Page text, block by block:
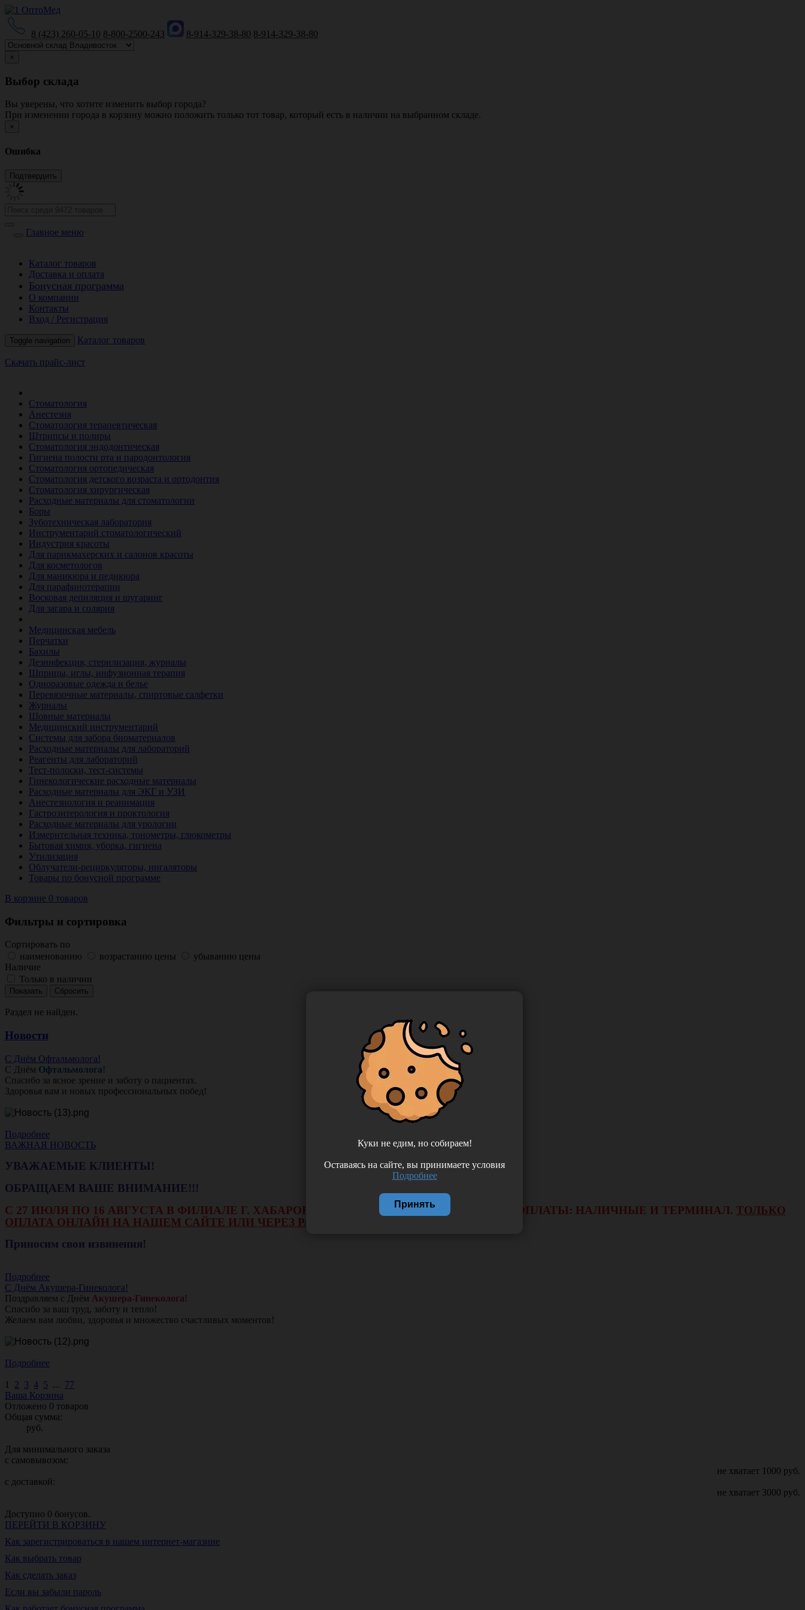
8 (423) 260-05-10 8-800-2500-243 8-914-329-38-80 8-914-329-38-80
×
Выбор склада
Вы уверены, что хотите изменить выбор города?
При изменении города в корзину можно положить только тот товар, который есть в наличии на выбранном складе.
×
Ошибка
Главное меню
Каталог товаров
Доставка и оплата
Бонусная программа
О компании
Контакты
Вход / Регистрация
Toggle navigation Каталог товаров
Скачать прайс-лист
Стоматология
Анестезия
Стоматология терапевтическая
Штрипсы и полиры
Стоматология эндодонтическая
Гигиена полости рта и пародонтология
Стоматология ортопедическая
Стоматология детского возраста и ортодонтия
Стоматология хирургическая
Расходные материалы для стоматологии
Боры
Зуботехническая лаборатория
Инструментарий стоматологический
Индустрия красоты
Для парикмахерских и салонов красоты
Для косметологов
Для маникюра и педикюра
Для парафинотерапии
Восковая депиляция и шугаринг
Для загара и солярия
Медицинская мебель
Перчатки
Бахилы
Дезинфекция, стерилизация, журналы
Шприцы, иглы, инфузионная терапия
Одноразовые одежда и белье
Перевязочные материалы, спиртовые салфетки
Журналы
Шовные материалы
Медицинский инструментарий
Системы для забора биоматериалов
Расходные материалы для лабораторий
Реагенты для лабораторий
Тест-полоски, тест-системы
Гинекологические расходные материалы
Расходные материалы для ЭКГ и УЗИ
Анестезиология и реанимация
Гастроэнтерология и проктология
Расходные материалы для урологии
Измерительная техника, тонометры, глюкометры
Бытовая химия, уборка, гигиена
Утилизация
Облучатели-рециркуляторы, ингаляторы
Товары по бонусной программе
В корзине 0 товаров
Фильтры и сортировка
Сортировать по
наименованию
возрастанию цены
убыванию цены
Наличие
Только в наличии
Раздел не найден.
Новости
С Днём Офтальмолога!
С Днём Офтальмолога!
Спасибо за ясное зрение и заботу о пациентах.
Здоровья вам и новых профессиональных побед!
Подробнее
ВАЖНАЯ НОВОСТЬ
УВАЖАЕМЫЕ КЛИЕНТЫ!
ОБРАЩАЕМ ВАШЕ ВНИМАНИЕ!!!
С 27 ИЮЛЯ ПО 16 АВГУСТА В ФИЛИАЛЕ Г. ХАБАРОВСКА НЕ БУДЕТ ДЕЙСТВОВАТЬ ВИД ОПЛАТЫ: НАЛИЧНЫЕ И ТЕРМИНАЛ. ТОЛЬКО
ОПЛАТА ОНЛАЙН НА НАШЕМ САЙТЕ ИЛИ ЧЕРЕЗ РАСЧЕТНЫЙ СЧЕТ.
Приносим свои извинения!
Подробнее
С Днём Акушера-Гинеколога!
Поздравляем с Днём Акушера-Гинеколога!
Спасибо за ваш труд, заботу и тепло!
Желаем вам любви, здоровья и множество счастливых моментов!
Подробнее
1 2 3 4 5 ... 77
Ваша Корзина
Отложено 0 товаров
Общая сумма:
руб.
Для минимального заказа
с самовывозом:
не хватает 1000 руб.
с доставкой:
не хватает 3000 руб.
Доступно 0 бонусов.
ПЕРЕЙТИ В КОРЗИНУ
Как зарегистрироваться в нашем интернет-магазине
Как выбрать товар
Как сделать заказ
Если вы забыли пароль
Куки не едим, но собираем!
Оставаясь на сайте, вы принимаете условия
Подробнее
Принять